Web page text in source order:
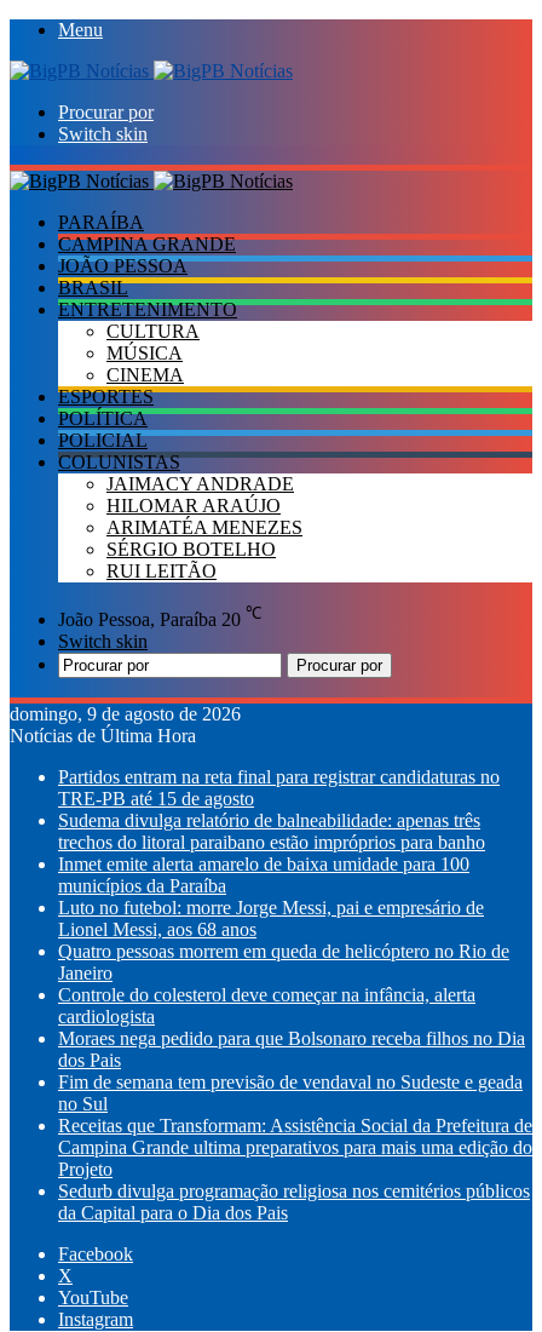
Menu
Procurar por
Switch skin
PARAÍBA
CAMPINA GRANDE
JOÃO PESSOA
BRASIL
ENTRETENIMENTO
CULTURA
MÚSICA
CINEMA
ESPORTES
POLÍTICA
POLICIAL
COLUNISTAS
JAIMACY ANDRADE
HILOMAR ARAÚJO
ARIMATÉA MENEZES
SÉRGIO BOTELHO
RUI LEITÃO
João Pessoa, Paraíba 20 ℃
Switch skin
Procurar por
domingo, 9 de agosto de 2026
Notícias de Última Hora
Partidos entram na reta final para registrar candidaturas no
TRE-PB até 15 de agosto
Sudema divulga relatório de balneabilidade: apenas três
trechos do litoral paraibano estão impróprios para banho
Inmet emite alerta amarelo de baixa umidade para 100
municípios da Paraíba
Luto no futebol: morre Jorge Messi, pai e empresário de
Lionel Messi, aos 68 anos
Quatro pessoas morrem em queda de helicóptero no Rio de
Janeiro
Controle do colesterol deve começar na infância, alerta
cardiologista
Moraes nega pedido para que Bolsonaro receba filhos no Dia
dos Pais
Fim de semana tem previsão de vendaval no Sudeste e geada
no Sul
Receitas que Transformam: Assistência Social da Prefeitura de
Campina Grande ultima preparativos para mais uma edição do
Projeto
Sedurb divulga programação religiosa nos cemitérios públicos
da Capital para o Dia dos Pais
Facebook
X
YouTube
Instagram